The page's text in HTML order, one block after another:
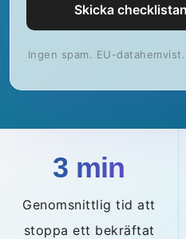
Skicka
Ingen spam. EU-
3 min
Genomsnittlig tid att
stoppa ett bekräftat